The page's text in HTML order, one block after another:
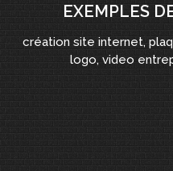
EXEMPLES
création site internet,
logo, video